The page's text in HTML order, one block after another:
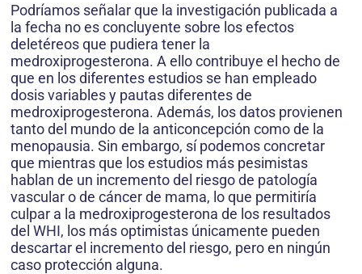
Podríamos señalar que la investigación publicada a
la fecha no es concluyente sobre los efectos
deletéreos que pudiera tener la
medroxiprogesterona. A ello contribuye el hecho de
que en los diferentes estudios se han empleado
dosis variables y pautas diferentes de
medroxiprogesterona. Además, los datos provienen
tanto del mundo de la anticoncepción como de la
menopausia. Sin embargo, sí podemos concretar
que mientras que los estudios más pesimistas
hablan de un incremento del riesgo de patología
vascular o de cáncer de mama, lo que permitiría
culpar a la medroxiprogesterona de los resultados
del WHI, los más optimistas únicamente pueden
descartar el incremento del riesgo, pero en ningún
caso protección alguna.